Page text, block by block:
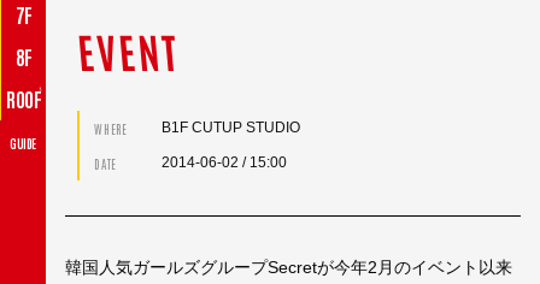
7F
8F
ROOF♪
GUIDE
EVENT
WHERE B1F CUTUP STUDIO
DATE 2014-06-02 / 15:00
韓国人気ガールズグループSecretが今年2月のイベント以来